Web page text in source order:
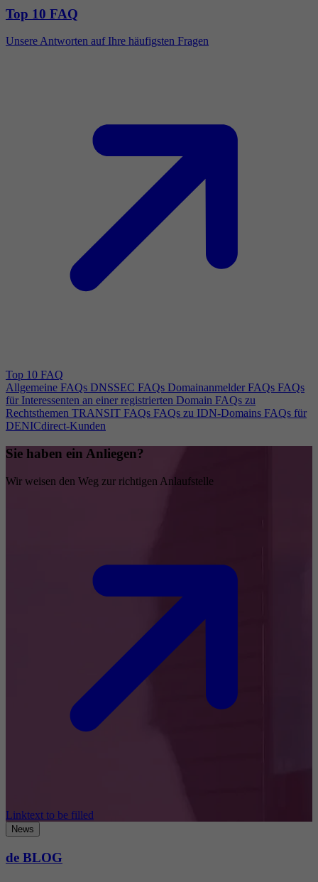
Top 10 FAQ
Unsere Antworten auf Ihre häufigsten Fragen
Top 10 FAQ
Allgemeine FAQs DNSSEC FAQs Domainanmelder FAQs FAQs
für Interessenten an einer registrierten Domain FAQs zu
Rechtsthemen TRANSIT FAQs FAQs zu IDN-Domains FAQs für
DENICdirect-Kunden
Sie haben ein Anliegen?
Wir weisen den Weg zur richtigen Anlaufstelle
Linktext to be filled
News
de BLOG